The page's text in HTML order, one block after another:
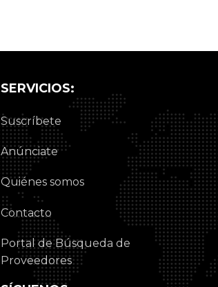
SERVICIOS:
Suscríbete
Anúnciate
Quiénes somos
Contacto
Portal de Búsqueda de
Proveedores